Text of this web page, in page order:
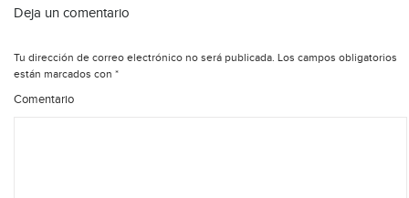
Deja un comentario
Tu dirección de correo electrónico no será publicada. Los campos obligatorios
están marcados con *
Comentario